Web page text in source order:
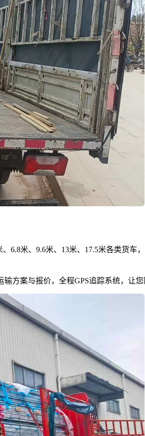
6.8米、9.6米、13米、17.5米各类货
方案与报价，全程GPS追踪系统，让